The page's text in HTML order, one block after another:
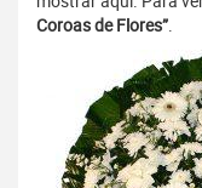
Coroas de Flores”.